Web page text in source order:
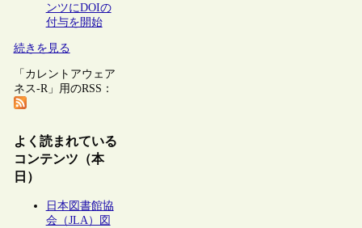
ンツにDOIの
付与を開始
続きを見る
「カレントアウェア
ネス-R」用のRSS：
よく読まれている
コンテンツ（本
日）
日本図書館協
会（JLA）図